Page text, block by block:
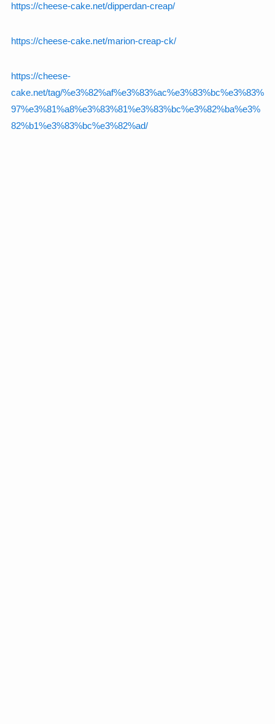
https://cheese-cake.net/dipperdan-creap/
https://cheese-cake.net/marion-creap-ck/
https://cheese-
cake.net/tag/%e3%82%af%e3%83%ac%e3%83%bc%e3%83%
97%e3%81%a8%e3%83%81%e3%83%bc%e3%82%ba%e3%
82%b1%e3%83%bc%e3%82%ad/